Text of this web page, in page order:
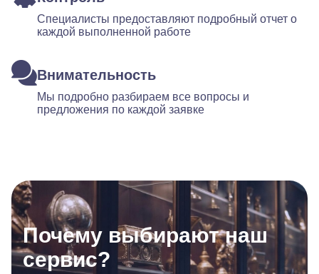
Специалисты предоставляют подробный отчет о
каждой выполненной работе
Внимательность
Мы подробно разбираем все вопросы и
предложения по каждой заявке
Почему выбирают наш
сервис?